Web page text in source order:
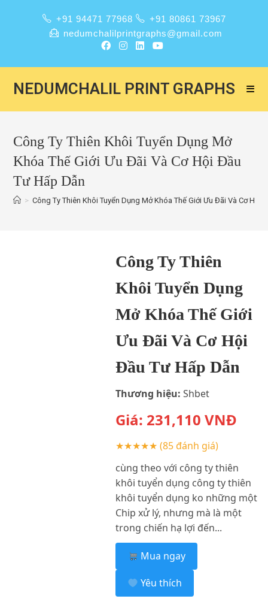
+91 94471 77968
+91 80861 73967
nedumchalilprintgraphs@gmail.com
NEDUMCHALIL PRINT GRAPHS
Công Ty Thiên Khôi Tuyển Dụng Mở
Khóa Thế Giới Ưu Đãi Và Cơ Hội Đầu
Tư Hấp Dẫn
> Công Ty Thiên Khôi Tuyển Dụng Mở Khóa Thế Giới Ưu Đãi Và Cơ Hội
Công Ty Thiên
Khôi Tuyển Dụng
Mở Khóa Thế Giới
Ưu Đãi Và Cơ Hội
Đầu Tư Hấp Dẫn
Thương hiệu: Shbet
Giá: 231,110 VNĐ
★★★★★ (85 đánh giá)
cùng theo với công ty thiên
khôi tuyển dụng công ty thiên
khôi tuyển dụng ko những một
Chip xử lý, nhưng mà là một
trong chiến hạ lợi đến...
Mua ngay
Yêu thích